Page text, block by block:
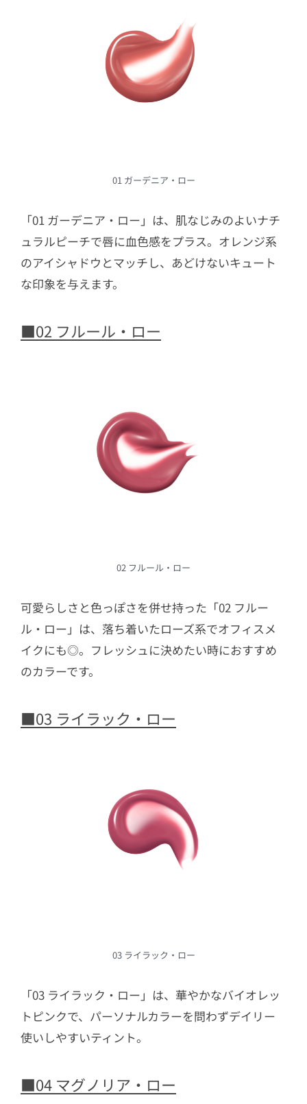
01 ガーデニア・ロー
「01 ガーデニア・ロー」は、肌なじみのよいナチ
ュラルピーチで唇に血色感をプラス。オレンジ系
のアイシャドウとマッチし、あどけないキュート
な印象を与えます。
■02 フルール・ロー
02 フルール・ロー
可愛らしさと色っぽさを併せ持った「02 フルー
ル・ロー」は、落ち着いたローズ系でオフィスメ
イクにも◎。フレッシュに決めたい時におすすめ
のカラーです。
■03 ライラック・ロー
03 ライラック・ロー
「03 ライラック・ロー」は、華やかなバイオレッ
トピンクで、パーソナルカラーを問わずデイリー
使いしやすいティント。
■04 マグノリア・ロー